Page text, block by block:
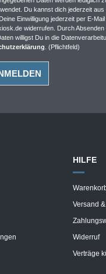
Du kannst dich jederzeit
Einwilligung jederzeit per E-Mail
widerrufen. Durch
willigst Du in die
. (Pflichtfeld)
HILFE
Versand
Widerruf
Verträge